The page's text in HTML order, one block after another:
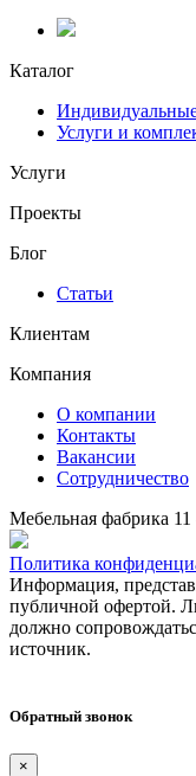
Каталог
Услуги и
Услуги
Проекты
Блог
Статьи
Клиентам
Компания
О компании
Контакты
Вакансии
Сотрудничество
Мебельная фабрика
Политика
Информация,
публичной офертой.
должно
источник.
Обратный звонок
×